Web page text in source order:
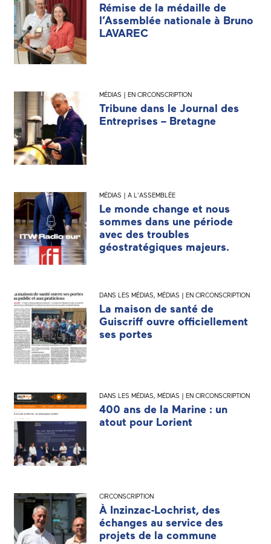
Rémise de la médaille de
l’Assemblée nationale à Bruno
LAVAREC
MÉDIAS | EN CIRCONSCRIPTION
Tribune dans le Journal des
Entreprises – Bretagne
MÉDIAS | A L'ASSEMBLÉE
Le monde change et nous
sommes dans une période
avec des troubles
géostratégiques majeurs.
DANS LES MÉDIAS, MÉDIAS | EN CIRCONSCRIPTION
La maison de santé de
Guiscriff ouvre officiellement
ses portes
DANS LES MÉDIAS, MÉDIAS | EN CIRCONSCRIPTION
400 ans de la Marine : un
atout pour Lorient
CIRCONSCRIPTION
À Inzinzac-Lochrist, des
échanges au service des
projets de la commune